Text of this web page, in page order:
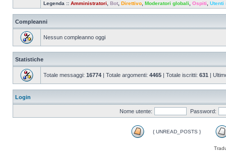
Legenda :: Amministratori Bot Direttivo Moderatori globali Ospiti Utenti
Compleanni
Nessun compleanno oggi
Statistiche
Totale messaggi: 16774 | Totale argomenti: 4465 | Totale iscritti: 631 |
Login
Nome utente: Password:
{ UNREAD_POSTS }